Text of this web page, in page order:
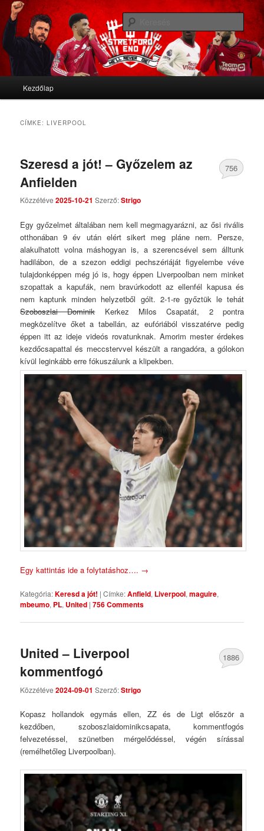
Stretford End
We'll never die
Tovább az elsődleges tartalomra
Tovább a másodlagos tartalomra
Kezdőlap
CÍMKE:LIVERPOOL
Szeresd a jót! – Győzelem az
Anfielden
Közzétéve2025-10-21 Szerző:Strigo
756
Egy győzelmet általában nem kell megmagyarázni, az ősi rivális
otthonában 9 év után elért sikert meg pláne nem. Persze,
alakulhatott volna máshogyan is, a szerencsével sem álltunk
hadilábon, de a szezon eddigi pechszériáját figyelembe véve
tulajdonképpen még jó is, hogy éppen Liverpoolban nem minket
szopattak a kapufák, nem bravúrkodott az ellenfél kapusa és
nem kaptunk minden helyzetből gólt. 2-1-re győztük le tehát
Szoboszlai DominikKerkez Milos Csapatát, 2 pontra
megközelítve őket a tabellán, az eufóriából visszatérve pedig
éppen itt az ideje videós rovatunknak. Amorim mester érdekes
kezdőcsapattal és meccstervvel készült a rangadóra, a gólokon
kívül leginkább erre fókuszálunk a klipekben.
Egy kattintás ide a folytatáshoz…. →
Kategória:Keresd a jót! |Címke:Anfield, Liverpool,maguire,
mbeumo, PL, United |756 Comments
United – Liverpool
kommentfogó
Közzétéve2024-09-01 Szerző:Strigo
1886
Kopasz hollandok egymás ellen, ZZ és de Ligt először a
kezdőben, szoboszlaidominikcsapata, kommentfogós
felvezetéssel, szünetben mérgelődéssel, végén sírással
(remélhetőleg Liverpoolban).